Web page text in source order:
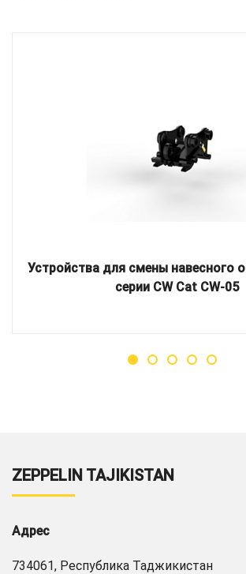
Устройства для смены навесного
серии CW Cat CW-05
ZEPPELIN TAJIKISTAN
Адрес
734061, Республика Таджикистан